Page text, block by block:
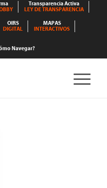
Transparencia Activa
LEY DE TRANSPARENCIA
OIRS
DIGITAL
MAPAS
INTERACTIVOS
Navegar?